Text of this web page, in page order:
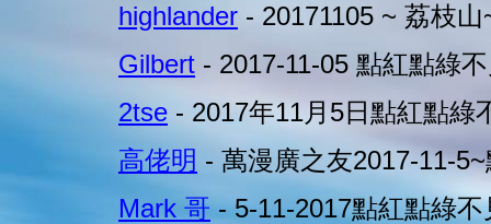
highlander - 20171105 ~ 荔枝
Gilbert - 2017-11-05 點紅點綠
2tse - 2017年11月5日點紅點綠
高佬明 - 萬漫廣之友2017-11-
Mark 哥- 5-11-2017點紅點綠不